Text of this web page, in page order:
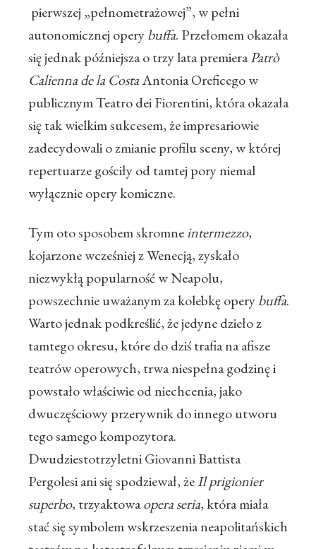
pierwszej „pełnometrażowej”, w pełni
autonomicznej operybuffa. Przełomem okazała
się jednak późniejsza o trzy lata premieraPatrò
Calienna de la CostaAntonia Oreficego w
publicznym Teatro dei Fiorentini, która okazała
się tak wielkim sukcesem, że impresariowie
zadecydowali o zmianie profilu sceny, w której
repertuarze gościły od tamtej pory niemal
wyłącznie opery komiczne.
Tym oto sposobem skromneintermezzo,
kojarzone wcześniej z Wenecją, zyskało
niezwykłą popularność w Neapolu,
powszechnie uważanym za kolebkę operybuffa.
Warto jednak podkreślić, że jedyne dzieło z
tamtego okresu, które do dziś trafia na afisze
teatrów operowych, trwa niespełna godzinę i
powstało właściwie od niechcenia, jako
dwuczęściowy przerywnik do innego utworu
tego samego kompozytora.
Dwudziestotrzyletni Giovanni Battista
Pergolesi ani się spodziewał, żeIl prigionier
superbo, trzyaktowaopera seria, która miała
stać się symbolem wskrzeszenia neapolitańskich